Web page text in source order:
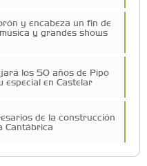
y encabeza un fin de
y grandes shows
los 50 años de Pipo
especial en Castelar
de la construcción
Cantábrica